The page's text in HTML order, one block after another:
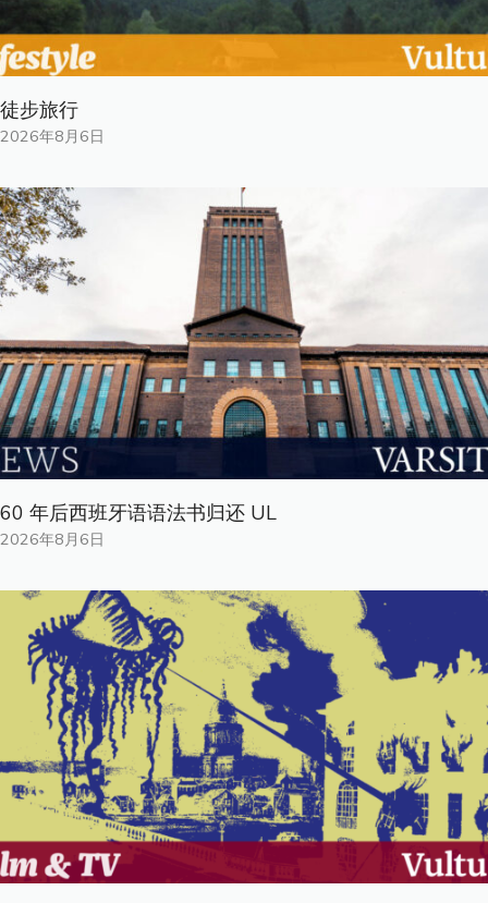
徒步旅行
2026年8月6日
60 年后西班牙语语法书归还 UL
2026年8月6日